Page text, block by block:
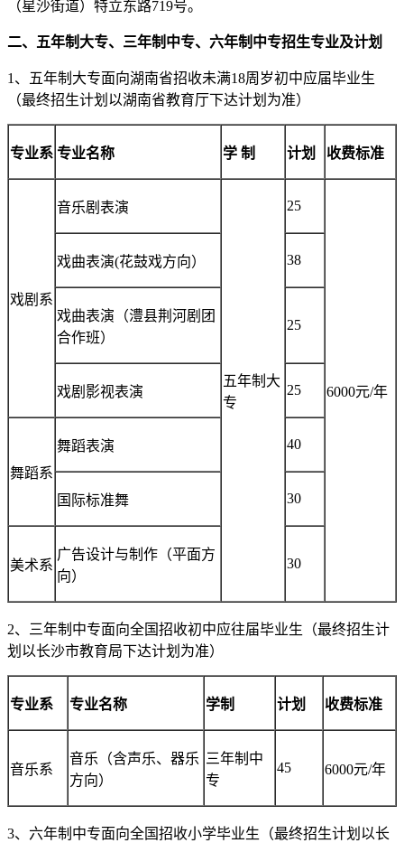
（星沙街道）特立东路719号。
二、五年制大专、三年制中专、六年制中专招生专业及计划
1、五年制大专面向湖南省招收未满18周岁初中应届毕业生
（最终招生计划以湖南省教育厅下达计划为准）
专业系 专业名称 学 制 计划 收费标准
戏剧系
音乐剧表演
五年制大
专
25
6000元/年
戏曲表演(花鼓戏方向） 38
戏曲表演（澧县荆河剧团
合作班）
25
戏剧影视表演 25
舞蹈系
舞蹈表演 40
国际标准舞 30
美术系
广告设计与制作（平面方
向）
30
2、三年制中专面向全国招收初中应往届毕业生（最终招生计
划以长沙市教育局下达计划为准）
专业系 专业名称 学制 计划 收费标准
音乐系
音乐（含声乐、器乐
方向）
三年制中
专
45 6000元/年
3、六年制中专面向全国招收小学毕业生（最终招生计划以长